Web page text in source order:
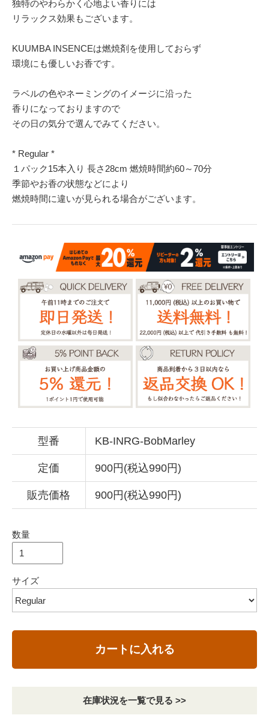
独特のやわらかく心地よい香りには
リラックス効果もございます。
KUUMBA INSENCEは燃焼剤を使用しておらず
環境にも優しいお香です。
ラベルの色やネーミングのイメージに沿った
香りになっておりますので
その日の気分で選んでみてください。
* Regular *
１パック15本入り 長さ28cm 燃焼時間約60～70分
季節やお香の状態などにより
燃焼時間に違いが見られる場合がございます。
型番 KB-INRG-BobMarley
定価 900円(税込990円)
販売価格 900円(税込990円)
数量
サイズ
カートに入れる
在庫状況を一覧で見る >>